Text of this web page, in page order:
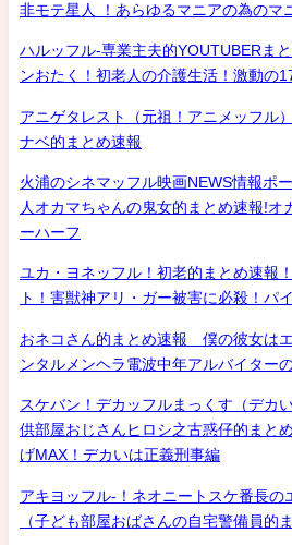
非モテ星人 ！あらゆるマニアの為のマ
ハルッフル-専業主夫的YOUTUBERま
ンおたく！初老人の介護生活！激動の
アニゲタレスト（元祖！アニメッフル
ナベ的まとめ速報
火浦のシネマッフル映画NEWS情報ポ
人オカマちゃんの鬼女的まとめ速報!オ
ーハーフ
ユカ・ヨネッフル！初老的まとめ速報
ト！害獣神アリ・ガー被害に必殺！パ
おネコさん的まとめ速報 僕の彼女は
ンタルメンヘラ電波中年アルバイター
スケバン！デカッフルまっくす（デカ
供部屋おじさんヒロシ之古惑仔的まと
げMAX！デカいは正義刑事編
アキヨッフル-！ネオニートスケ番長の
（子ども部屋おばさんの自宅警備員的